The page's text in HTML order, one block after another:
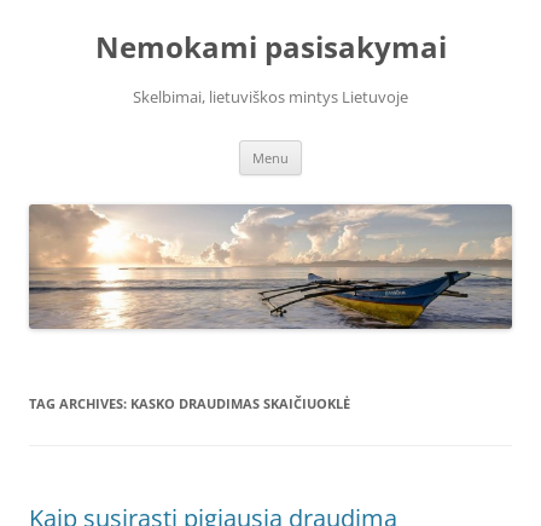
Nemokami pasisakymai
Skelbimai, lietuviškos mintys Lietuvoje
Menu
TAG ARCHIVES: KASKO DRAUDIMAS SKAIČIUOKLĖ
Kaip susirasti pigiausią draudimą